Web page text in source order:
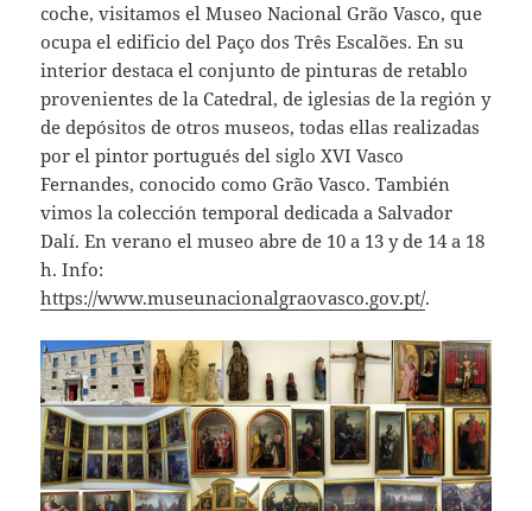
coche, visitamos el Museo Nacional Grão Vasco, que
ocupa el edificio del Paço dos Três Escalões. En su
interior destaca el conjunto de pinturas de retablo
provenientes de la Catedral, de iglesias de la región y
de depósitos de otros museos, todas ellas realizadas
por el pintor portugués del siglo XVI Vasco
Fernandes, conocido como Grão Vasco. También
vimos la colección temporal dedicada a Salvador
Dalí. En verano el museo abre de 10 a 13 y de 14 a 18
h. Info:
https://www.museunacionalgraovasco.gov.pt/.